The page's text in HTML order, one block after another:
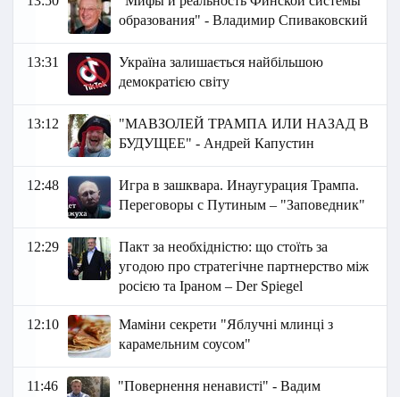
образования" - Владимир Спиваковский
13:31
Україна залишається найбільшою
демократією світу
13:12
"МАВЗОЛЕЙ ТРАМПА ИЛИ НАЗАД В
БУДУЩЕЕ" - Андрей Капустин
12:48
Игра в зашквара. Инаугурация Трампа.
Переговоры с Путиным – "Заповедник"
12:29
Пакт за необхідністю: що стоїть за
угодою про стратегічне партнерство між
росією та Іраном – Der Spiegel
12:10
Маміни секрети "Яблучні млинці з
карамельним соусом"
11:46 "Повернення ненависті" - Вадим